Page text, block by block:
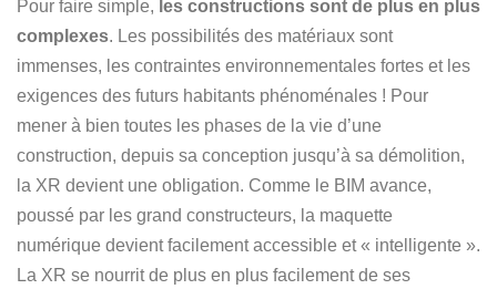
Pour faire simple, les constructions sont de plus en plus
complexes. Les possibilités des matériaux sont
immenses, les contraintes environnementales fortes et les
exigences des futurs habitants phénoménales ! Pour
mener à bien toutes les phases de la vie d’une
construction, depuis sa conception jusqu’à sa démolition,
la XR devient une obligation. Comme le BIM avance,
poussé par les grand constructeurs, la maquette
numérique devient facilement accessible et « intelligente ».
La XR se nourrit de plus en plus facilement de ses